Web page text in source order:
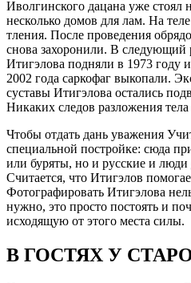
Иволгинского дацана уже стоял
несколько домов для лам. На
тления. После проведения
снова захоронили. В следующий
Итигэлова подняли в 1973 году
2002 года саркофаг выкопали.
суставы Итигэлова остались
Никаких следов разложения тела
Чтобы отдать дань уважения
специальной постройке: сюда
или буряты, но и русские и люди
Считается, что Итигэлов
Фотографировать Итигэлова
нужно, это просто постоять и
исходящую от этого места силы.
В ГОСТЯХ У